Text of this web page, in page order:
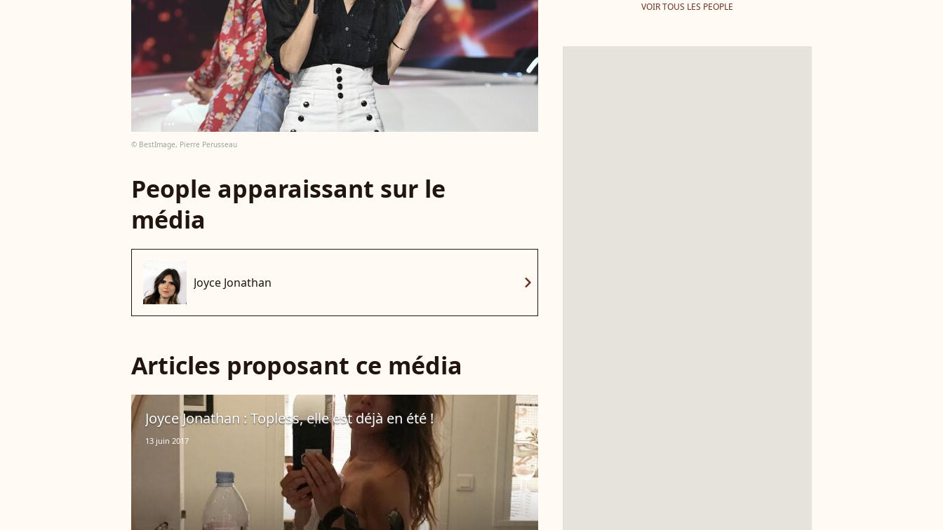
© BestImage, Pierre Perusseau
People apparaissant sur le
média
Joyce Jonathan chevron_right
Articles proposant ce média
Joyce Jonathan : Topless, elle est déjà en été !
13 juin 2017
VOIR TOUS LES PEOPLE